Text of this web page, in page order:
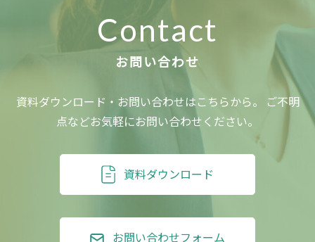
Contact
資料ダウンロード・お問い合わせはこちらから。
ご不明
点などお気軽にお問い合わせください。
資料ダウンロード
お問い合わせフォーム